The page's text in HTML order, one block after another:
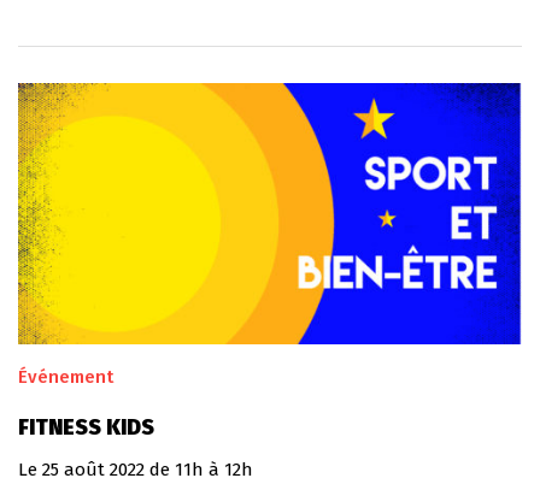
Événement
FITNESS KIDS
Le 25 août 2022 de 11h à 12h